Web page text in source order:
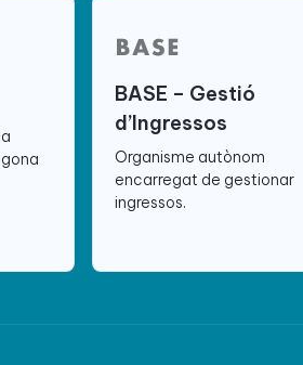
BASE – Gestió
d’Ingressos
Organisme autònom
encarregat de gestionar
ingressos.